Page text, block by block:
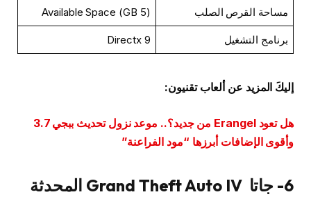
مساحة القرص الصلب (5 GB) Available Space
برنامج التشغيل Directx 9
إليكَ المزيد عن ألعاب تقنيون:
هل تعود Erangel من جديد؟.. موعد نزول تحديث ببجي 3.7
وأقوى الإضافات أبرزها “مود الفراعنة”
6- جاتا Grand Theft Auto IV المحدثة